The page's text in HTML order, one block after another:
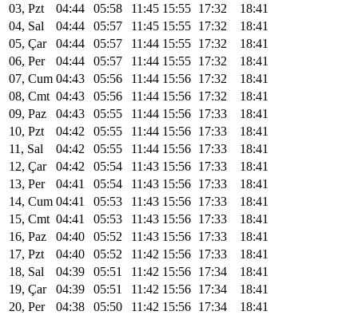
03, Pzt
04:44 05:58 11:45 15:55 17:32
18:41
04, Sal
04:44 05:57 11:45 15:55 17:32
18:41
05, Çar
04:44 05:57 11:44 15:55 17:32
18:41
06, Per
04:44 05:57 11:44 15:55 17:32
18:41
07, Cum 04:43 05:56 11:44 15:56 17:32
18:41
08, Cmt 04:43 05:56 11:44 15:56 17:32
18:41
09, Paz
04:43 05:55 11:44 15:56 17:33
18:41
10, Pzt
04:42 05:55 11:44 15:56 17:33
18:41
11, Sal
04:42 05:55 11:44 15:56 17:33
18:41
12, Çar
04:42 05:54 11:43 15:56 17:33
18:41
13, Per
04:41 05:54 11:43 15:56 17:33
18:41
14, Cum 04:41 05:53 11:43 15:56 17:33
18:41
15, Cmt 04:41 05:53 11:43 15:56 17:33
18:41
16, Paz
04:40 05:52 11:43 15:56 17:33
18:41
17, Pzt
04:40 05:52 11:42 15:56 17:33
18:41
18, Sal
04:39 05:51 11:42 15:56 17:34
18:41
19, Çar
04:39 05:51 11:42 15:56 17:34
18:41
20, Per
04:38 05:50 11:42 15:56 17:34
18:41